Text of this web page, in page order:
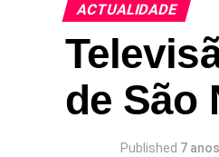
ACTUALIDADE
de São
Published 7